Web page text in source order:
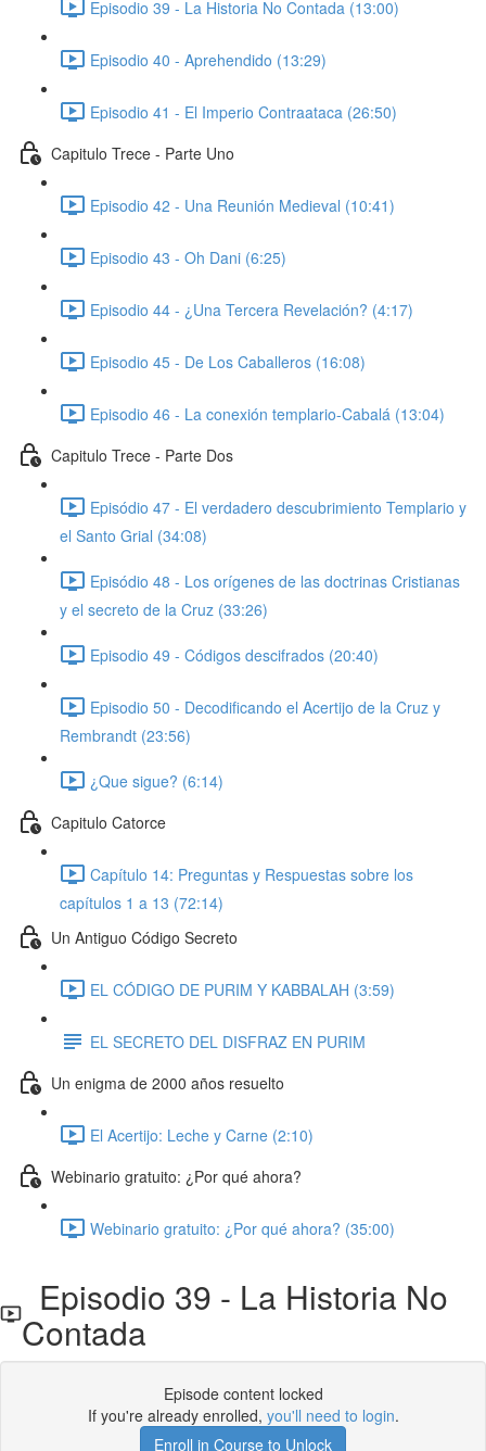
Episodio 39 - La Historia No Contada (13:00)
Episodio 40 - Aprehendido (13:29)
Episodio 41 - El Imperio Contraataca (26:50)
Capitulo Trece - Parte Uno
Episodio 42 - Una Reunión Medieval (10:41)
Episodio 43 - Oh Dani (6:25)
Episodio 44 - ¿Una Tercera Revelación? (4:17)
Episodio 45 - De Los Caballeros (16:08)
Episodio 46 - La conexión templario-Cabalá (13:04)
Capitulo Trece - Parte Dos
Episódio 47 - El verdadero descubrimiento Templario y
el Santo Grial (34:08)
Episódio 48 - Los orígenes de las doctrinas Cristianas
y el secreto de la Cruz (33:26)
Episodio 49 - Códigos descifrados (20:40)
Episodio 50 - Decodificando el Acertijo de la Cruz y
Rembrandt (23:56)
¿Que sigue? (6:14)
Capitulo Catorce
Capítulo 14: Preguntas y Respuestas sobre los
capítulos 1 a 13 (72:14)
Un Antiguo Código Secreto
EL CÓDIGO DE PURIM Y KABBALAH (3:59)
EL SECRETO DEL DISFRAZ EN PURIM
Un enigma de 2000 años resuelto
El Acertijo: Leche y Carne (2:10)
Webinario gratuito: ¿Por qué ahora?
Webinario gratuito: ¿Por qué ahora? (35:00)
Episodio 39 - La Historia No
Contada
Episode content locked
If you're already enrolled, you'll need to login.
Enroll in Course to Unlock